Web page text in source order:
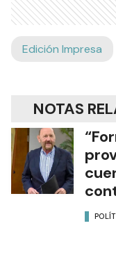
Edición Impresa
NOTAS